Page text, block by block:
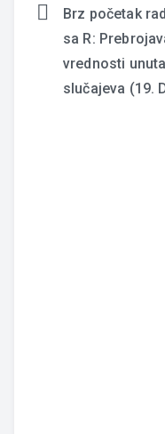
Navigacija
članaka
Brz početak
sa R:
vrednosti
slučajeva (19.